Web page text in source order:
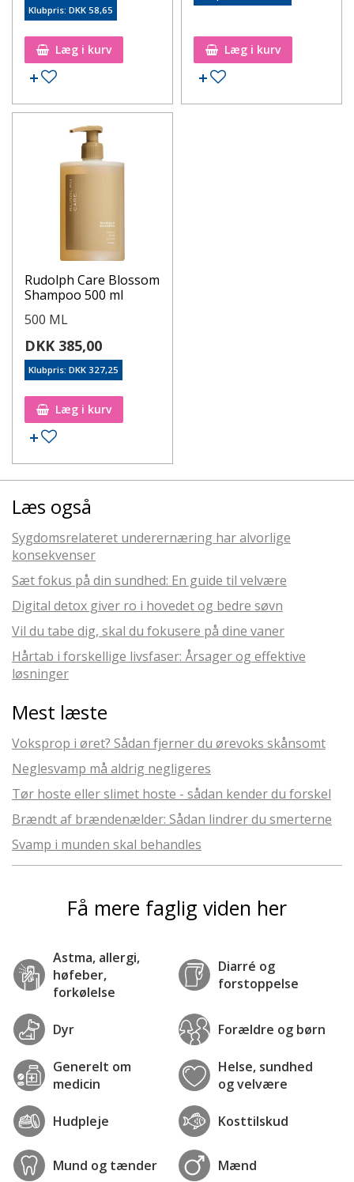
Klubpris: DKK 58,65
Læg i kurv Læg i kurv
Rudolph Care Blossom
Shampoo 500 ml
500 ML
DKK 385,00
Klubpris: DKK 327,25
Læg i kurv
Læs også
Sygdomsrelateret underernæring har alvorlige
konsekvenser
Sæt fokus på din sundhed: En guide til velvære
Digital detox giver ro i hovedet og bedre søvn
Vil du tabe dig, skal du fokusere på dine vaner
Hårtab i forskellige livsfaser: Årsager og effektive
løsninger
Mest læste
Voksprop i øret? Sådan fjerner du ørevoks skånsomt
Neglesvamp må aldrig negligeres
Tør hoste eller slimet hoste - sådan kender du forskel
Brændt af brændenælder: Sådan lindrer du smerterne
Svamp i munden skal behandles
Få mere faglig viden her
Astma, allergi,
høfeber,
forkølelse
Diarré og
forstoppelse
Dyr Forældre og børn
Generelt om
medicin
Helse, sundhed
og velvære
Hudpleje Kosttilskud
Mund og tænder Mænd